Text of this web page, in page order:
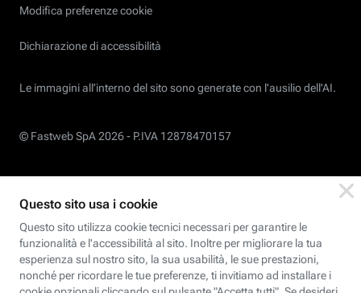
Modifica preferenze cookie
Dichiarazione di accessibilità
Le immagini all’interno del sito sono generate con l'ausilio dell'AI.
© Fastweb SpA 2026 - P.IVA 12878470157